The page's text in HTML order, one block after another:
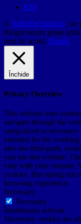
RSS
© SufletDeTurist.ro | un
Blogul nostru poate
sunt de acord. Detalii
Închide
Privacy Overview
This website uses
navigate through the
categorized as
essential for the
also use third-party
you use this website.
only with your consent.
cookies. But opting out
browsing experience.
Necessary
Necessary
Întotdeauna activate
Necessary cookies are